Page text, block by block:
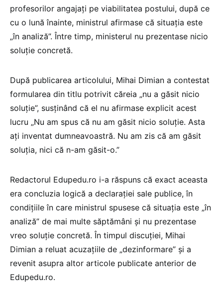
profesorilor angajați pe viabilitatea postului, după ce
cu o lună înainte, ministrul afirmase că situația este
„în analiză”. Între timp, ministerul nu prezentase nicio
soluție concretă.
După publicarea articolului, Mihai Dimian a contestat
formularea din titlu potrivit căreia „nu a găsit nicio
soluție”, susținând că el nu afirmase explicit acest
lucru „Nu am spus că nu am găsit nicio soluție. Asta
ați inventat dumneavoastră. Nu am zis că am găsit
soluția, nici că n-am găsit-o.”
Redactorul Edupedu.ro i-a răspuns că exact aceasta
era concluzia logică a declarației sale publice, în
condițiile în care ministrul spusese că situația este „în
analiză” de mai multe săptămâni și nu prezentase
vreo soluție concretă. În timpul discuției, Mihai
Dimian a reluat acuzațiile de „dezinformare” și a
revenit asupra altor articole publicate anterior de
Edupedu.ro.